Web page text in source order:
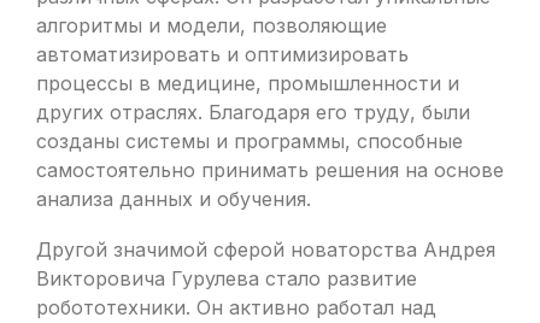
алгоритмы и модели, позволяющие
автоматизировать и оптимизировать
процессы в медицине, промышленности и
других отраслях. Благодаря его труду, были
созданы системы и программы, способные
самостоятельно принимать решения на основе
анализа данных и обучения.
Другой значимой сферой новаторства Андрея
Викторовича Гурулева стало развитие
робототехники. Он активно работал над